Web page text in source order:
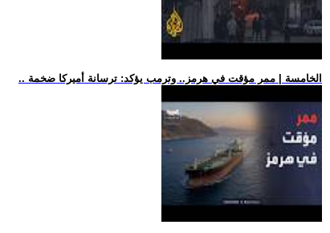
.. الخامسة | ممر مؤقت في هرمز.. وترمب يؤكد: ترسانة أميركا ضخمة